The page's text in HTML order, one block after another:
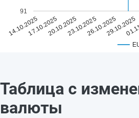
14.10.202517.10.202520.10.202523.10.202526.10.202529.10.2025
91
Таблица с
валюты